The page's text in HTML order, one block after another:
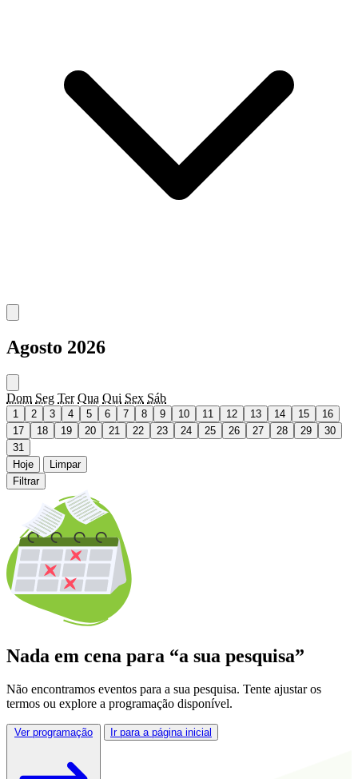
Agosto 2026
Dom Seg Ter Qua Qui Sex Sáb
1 2 3 4 5 6 7 8 9 10 11 12 13 14 15
16
17
18 19 20 21 22 23 24 25 26 27 28 29
30
31
Hoje
Limpar
Filtrar
Nada em cena para “a sua pesquisa”
Não encontramos eventos para a sua pesquisa. Tente ajustar os
termos ou explore a programação disponível.
Ver programação Ir para a página inicial